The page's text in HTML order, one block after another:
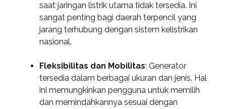
saat jaringan listrik utama tidak tersedia. Ini
sangat penting bagi daerah terpencil yang
jarang terhubung dengan sistem kelistrikan
nasional.
Fleksibilitas dan Mobilitas: Generator
tersedia dalam berbagai ukuran dan jenis. Hal
ini memungkinkan pengguna untuk memilih
dan memindahkannya sesuai dengan